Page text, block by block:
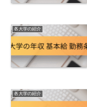
各大学の紹介
各大学の紹介